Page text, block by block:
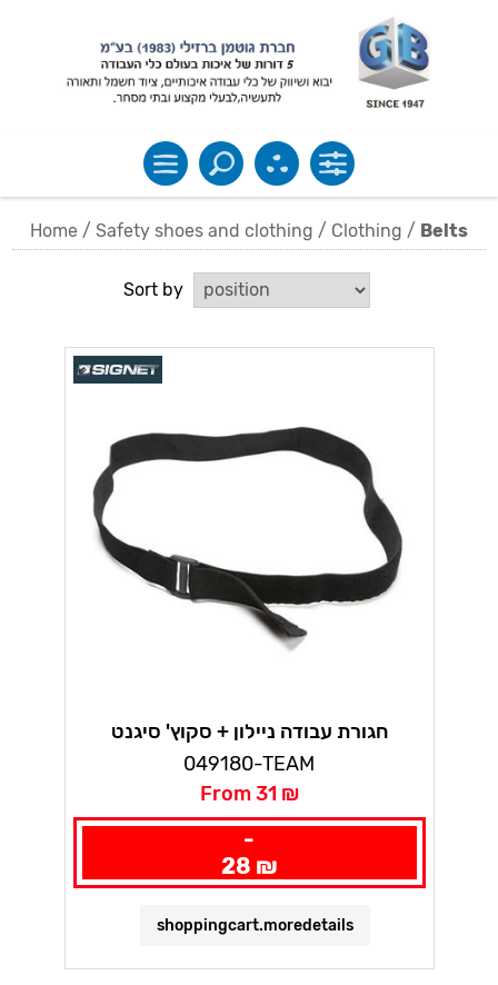
Home / Safety shoes and clothing / Clothing / Belts
Sort by
חגורת עבודה ניילון + סקוץ' סיגנט
049180-TEAM
From 31 ₪
-
28 ₪
shoppingcart.moredetails